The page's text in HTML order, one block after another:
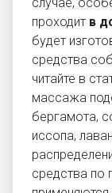
проходит в
будет
средства
читайте в
массажа
бергамота,
иссопа,
средства по